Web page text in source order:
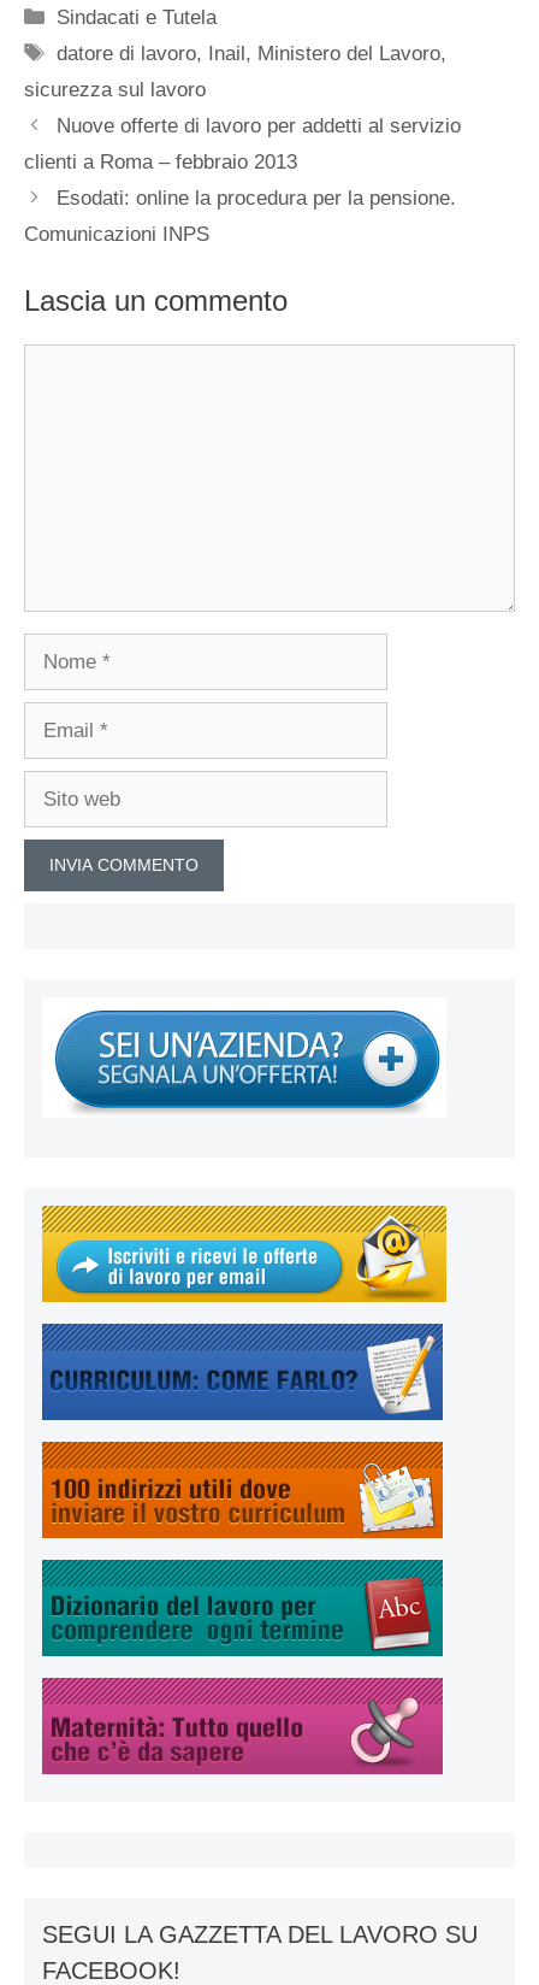
Categorie
Sindacati e Tutela
Tag
datore di lavoro, Inail , Ministero del Lavoro,
sicurezza sul lavoro
Nuove offerte di lavoro per addetti al servizio
clienti a Roma – febbraio 2013
Esodati: online la procedura per la pensione.
Comunicazioni INPS
Lascia un commento
Nome
Email
Sito
SEGUI LA GAZZETTA DEL LAVORO SU
FACEBOOK!